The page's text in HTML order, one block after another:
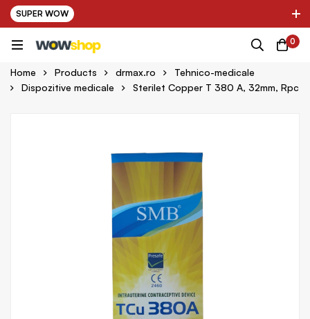
SUPER WOW
✌ Nou! Ultimii parteneri adaugati in platforma:
Farma ✌
0
Home Products drmax.ro
Tehnico-medicale
Dispozitive medicale
Sterilet Copper T 380 A, 32mm, Rpc